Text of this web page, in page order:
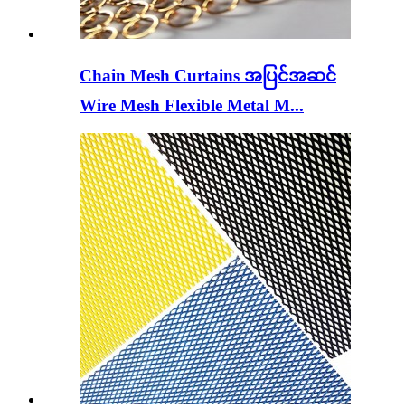
Chain Mesh Curtains အပြင်အဆင်
Wire Mesh Flexible Metal M...